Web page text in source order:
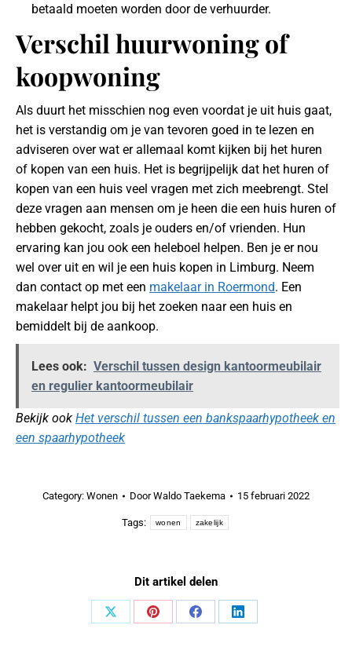
betaald moeten worden door de verhuurder.
Verschil huurwoning of
koopwoning
Als duurt het misschien nog even voordat je uit huis gaat,
het is verstandig om je van tevoren goed in te lezen en
adviseren over wat er allemaal komt kijken bij het huren
of kopen van een huis. Het is begrijpelijk dat het huren of
kopen van een huis veel vragen met zich meebrengt. Stel
deze vragen aan mensen om je heen die een huis huren of
hebben gekocht, zoals je ouders en/of vrienden. Hun
ervaring kan jou ook een heleboel helpen. Ben je er nou
wel over uit en wil je een huis kopen in Limburg. Neem
dan contact op met een makelaar in Roermond. Een
makelaar helpt jou bij het zoeken naar een huis en
bemiddelt bij de aankoop.
Lees ook: Verschil tussen design kantoormeubilair
en regulier kantoormeubilair
Bekijk ook Het verschil tussen een bankspaarhypotheek en
een spaarhypotheek
Category: Wonen DoorWaldo Taekema 15 februari 2022
Tags: wonen zakelijk
Dit artikel delen
Share
Share
Share
Share